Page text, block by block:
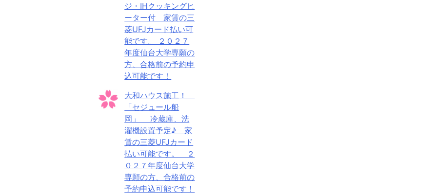
ジ・IHクッキングヒ
ーター付 家賃の三
菱UFJカード払い可
能です。 ２０２７
年度仙台大学専願の
方、合格前の予約申
込可能です！
大和ハウス施工！
「セジュール船
岡」 冷蔵庫、洗
濯機設置予定♪ 家
賃の三菱UFJカード
払い可能です。 ２
０２７年度仙台大学
専願の方、合格前の
予約申込可能です！